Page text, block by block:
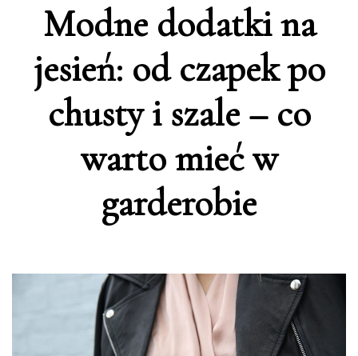
Modne dodatki na
jesień: od czapek po
chusty i szale – co
warto mieć w
garderobie